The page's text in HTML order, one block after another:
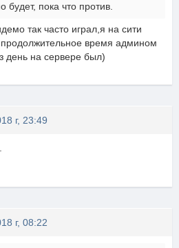
будет, пока что против.
так часто играл,я на сити
продолжительное время админом
день на сервере был)
г, 23:49
г, 08:22